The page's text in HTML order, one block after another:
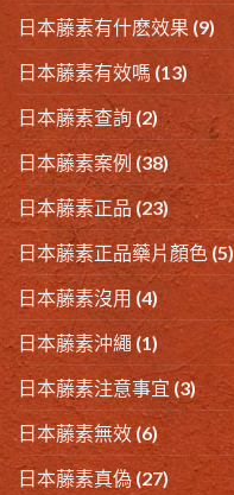
日本藤素有什麽效果 (9)
日本藤素有效嗎 (13)
日本藤素查詢 (2)
日本藤素案例 (38)
日本藤素正品(23)
日本藤素正品藥片顏色 (5)
日本藤素沒用 (4)
日本藤素沖繩 (1)
日本藤素注意事宜 (3)
日本藤素無效(6)
日本藤素真偽(27)